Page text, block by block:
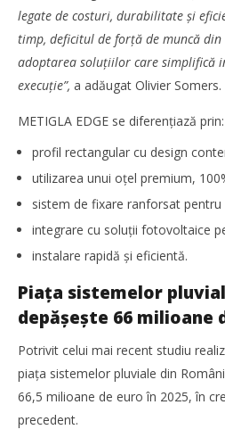
legate de costuri, durabilitate și
timp, deficitul de forță de muncă din
adoptarea soluțiilor care simplifică
execuție”, a adăugat Olivier Somers.
METIGLA EDGE se diferențiază prin:
profil rectangular cu design
utilizarea unui oțel premium,
sistem de fixare ranforsat pentru
integrare cu soluții fotovoltaice
instalare rapidă și eficientă.
Piața sistemelor
depășește 66 milioane
Potrivit celui mai recent studiu
piața sistemelor pluviale din
66,5 milioane de euro în 2025, în
precedent.